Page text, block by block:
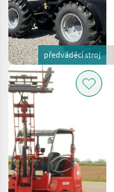
předváděcí stroj